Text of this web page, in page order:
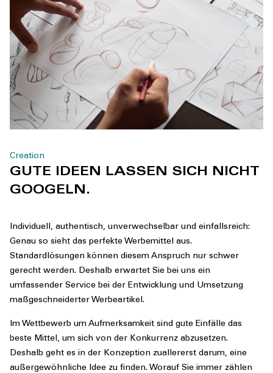
Creation
GUTE IDEEN LASSEN SICH NICHT
GOOGELN.
Individuell, authentisch, unverwechselbar und einfallsreich:
Genau so sieht das perfekte Werbemittel aus.
Standardlösungen können diesem Anspruch nur schwer
gerecht werden. Deshalb erwartet Sie bei uns ein
umfassender Service bei der Entwicklung und Umsetzung
maßgeschneiderter Werbeartikel.
Im Wettbewerb um Aufmerksamkeit sind gute Einfälle das
beste Mittel, um sich von der Konkurrenz abzusetzen.
Deshalb geht es in der Konzeption zuallererst darum, eine
außergewöhnliche Idee zu finden. Worauf Sie immer zählen